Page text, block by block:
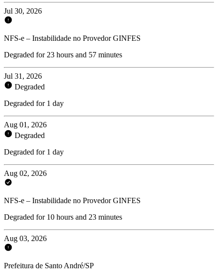
Jul 30, 2026
NFS-e – Instabilidade no Provedor GINFES
Degraded for 23 hours and 57 minutes
Jul 31, 2026
Degraded
Degraded for 1 day
Aug 01, 2026
Degraded
Degraded for 1 day
Aug 02, 2026
NFS-e – Instabilidade no Provedor GINFES
Degraded for 10 hours and 23 minutes
Aug 03, 2026
Prefeitura de Santo André/SP